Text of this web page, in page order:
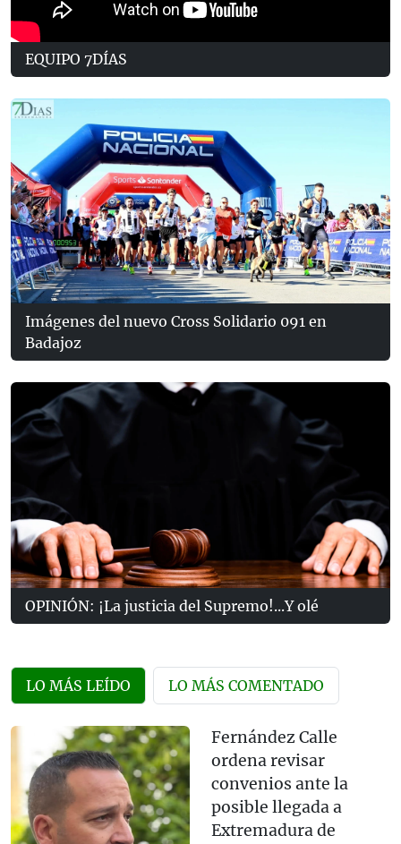
EQUIPO 7DÍAS
Imágenes del nuevo Cross Solidario 091 en
Badajoz
OPINIÓN: ¡La justicia del Supremo!...Y olé
LO MÁS LEÍDO LO MÁS COMENTADO
Fernández Calle
ordena revisar
convenios ante la
posible llegada a
Extremadura de